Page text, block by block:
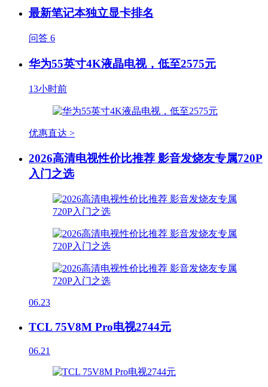
最新笔记本独立显卡排名
问答 6
华为55英寸4K液晶电视，低至2575元
13小时前
优惠直达 >
2026高清电视性价比推荐 影音发烧友专属720P
入门之选
06.23
TCL 75V8M Pro电视2744元
06.21